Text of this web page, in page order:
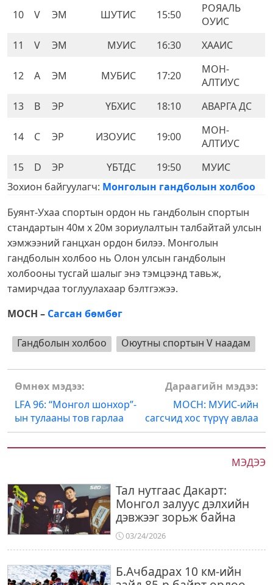
МЭДЭЭ
Тал нутгаас Дакарт:
Монгол залуус дэлхийн
дэвжээг зорьж байна
03/24/2026
Б.Ачбадрах 10 км-ийн
10 V ЭМ ШУТИС 15:50
РОЯАЛЬ
ОУИС
11
V ЭМ МУИС 16:30 ХААИС
12 A ЭМ МУБИС 17:20
МОН-
АЛТИУС
13
B ЭР ҮБХИС 18:10 АВАРГА ДС
14 C ЭР ИЗОУИС 19:00
МОН-
АЛТИУС
15
D ЭР ҮБТДС 19:50
МУИС
Зохион байгуулагч: Монголын гандболын холбоо
Буянт-Ухаа спортын ордон нь гандболын спортын
стандартын 40м х 20м зориулалтын талбайтай улсын
хэмжээний ганцхан ордон билээ. Монголын
гандболын холбоо нь Олон улсын гандболын
холбооны тусгай шалыг энэ тэмцээнд тавьж,
тамирчдаа тоглуулахаар бэлтгэжээ.
МОСН – Сагсан бөмбөг
Гандболын холбоо Оюутны спортын V наадам
Post
navigation
Өмнөх мэдээ:
LFA 96: “Монгол шонхор”-
ын тулааны тов гарлаа
Дараагийн мэдээ:
МОСН: МУИС-ийн
сагсчид хос түрүү авлаа